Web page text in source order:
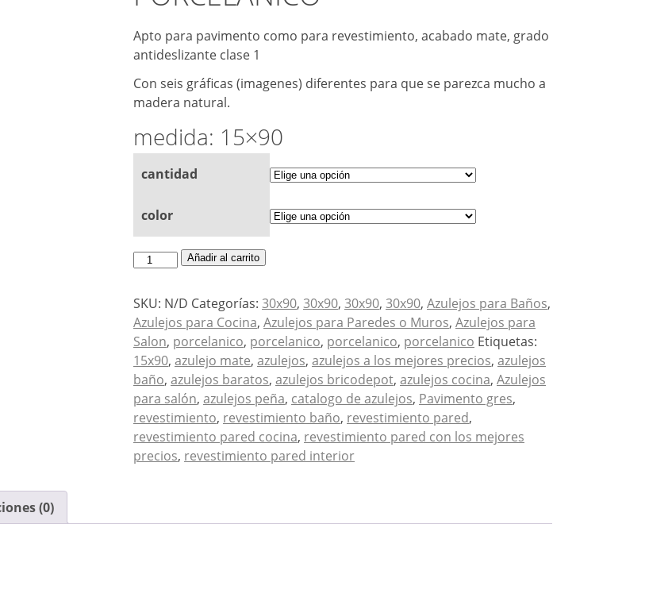
Apto para pavimento como para revestimiento, acabado mate, grado
antideslizante clase 1
Con seis gráficas (imagenes) diferentes para que se parezca mucho a
madera natural.
medida: 15×90
cantidad
color
PORCELANICO
MADERA
15x90
ATLAS
cantidad
Añadir al carrito
SKU: N/D Categorías: 30x90, 30x90, 30x90, 30x90, Azulejos para Baños,
Azulejos para Cocina, Azulejos para Paredes o Muros, Azulejos para
Salon, porcelanico, porcelanico, porcelanico, porcelanico Etiquetas:
15x90, azulejo mate, azulejos, azulejos a los mejores precios, azulejos
baño, azulejos baratos, azulejos bricodepot, azulejos cocina, Azulejos
para salón, azulejos peña, catalogo de azulejos, Pavimento gres,
revestimiento, revestimiento baño, revestimiento pared,
revestimiento pared cocina, revestimiento pared con los mejores
precios, revestimiento pared interior
(0)